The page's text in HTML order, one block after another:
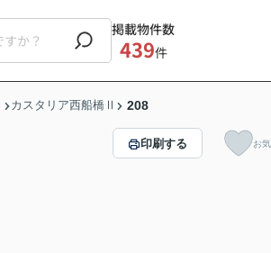
掲載物件数
439件
カスタリア西船橋Ⅱ 208
印刷する お